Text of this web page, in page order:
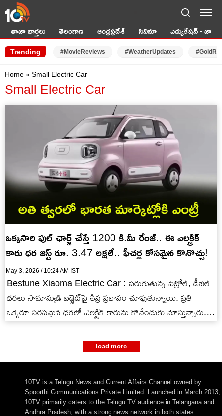
తాజా వార్తలు తెలంగాణ ఆంధ్రప్రదేశ్ సినిమా ఎడ్యుకేషన్ - జాబ్స్
Trending #MovieReviews #WeatherUpdates
Home » Small Electric Car
Small Electric Car
ఒక్కసారి ఫుల్ ఛార్జ్ చేస్తే 1200 కి.మీ రేంజ్.. ఈ ఎలక్ట్రిక్
కారు ధర జస్ట్ రూ. 3.47 లక్షలే.. ఫీచర్ల కోసమైన కొనొచ్చు!
May 3, 2026 / 10:24 AM IST
Bestune Xiaoma Electric Car : పెరుగుతున్న పెట్రోల్, డీజిల్
ధరలు సామాన్యుడి బడ్జెట్‌పై తీవ్ర ప్రభావం చూపుతున్నాయి. ప్రతి
ఒక్కరూ సరసమైన ధరలో ఎలక్ట్రిక్ కారును కొనేందుకు చూస్తున్నారు.
load more
10TV is a Telugu News and Current Affairs Channel owned by
Spoorthi Communications Private Limited. Launched in March 2013,
10TV primarily caters to the Telugu TV audience in Telangana and
Andhra Pradesh, with a strong news network in both states.